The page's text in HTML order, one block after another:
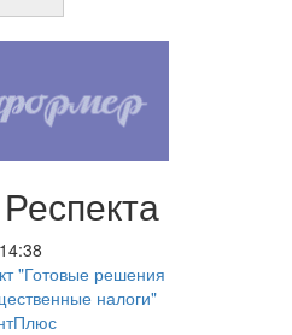
"Готовые решения
налоги"